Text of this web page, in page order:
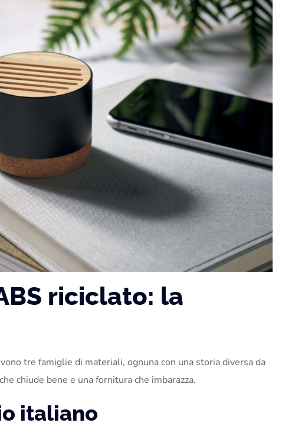
riciclato: la
tre famiglie di materiali, ognuna con una storia diversa da
chiude bene e una fornitura che imbarazza.
italiano